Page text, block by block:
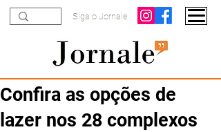
Siga o Jornale
Confira as opções de
lazer nos 28 complexos